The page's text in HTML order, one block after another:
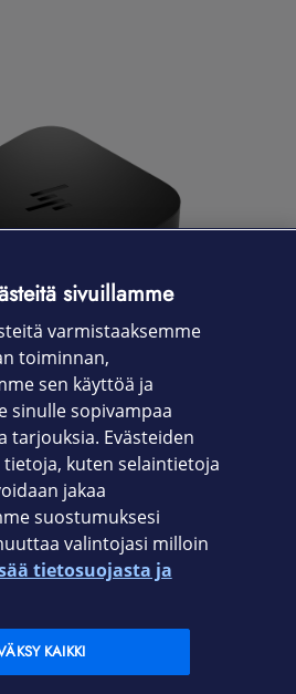
sivuillamme
varmistaaksemme
toiminnan,
sen käyttöä ja
sinulle sopivampaa
tarjouksia. Evästeiden
kuten selaintietoja
jakaa
suostumuksesi
valintojasi milloin
tietosuojasta ja
KAIKKI